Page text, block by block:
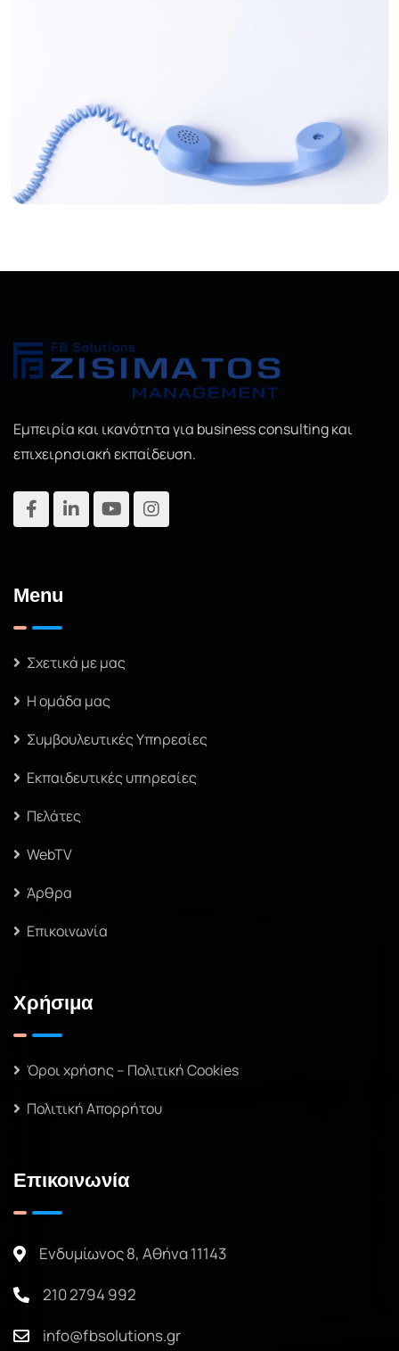
Εμπειρία και ικανότητα για business consulting και
επιχειρησιακή εκπαίδευση.
Menu
Σχετικά με μας
Η ομάδα μας
Συμβουλευτικές Υπηρεσίες
Εκπαιδευτικές υπηρεσίες
Πελάτες
WebTV
Άρθρα
Επικοινωνία
Χρήσιμα
Όροι χρήσης – Πολιτική Cookies
Πολιτική Απορρήτου
Επικοινωνία
Ενδυμίωνος 8, Αθήνα 11143
210 2794 992
info@fbsolutions.gr